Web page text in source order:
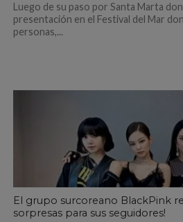
Luego de su paso por Santa Marta
presentación en el Festival del Mar
personas,...
El grupo surcoreano BlackPink
sorpresas para sus seguidores!